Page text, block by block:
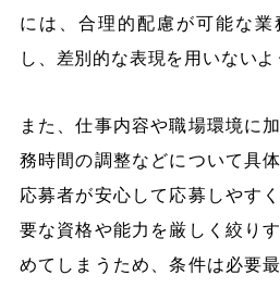
には、合理的配慮が可能な業
し、差別的な表現を用いないよ
また、仕事内容や職場環境に
務時間の調整などについて具
応募者が安心して応募しやす
要な資格や能力を厳しく絞り
めてしまうため、条件は必要